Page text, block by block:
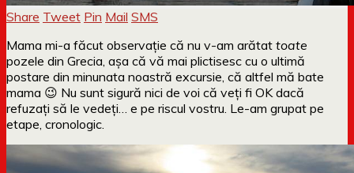
Share Tweet Pin Mail SMS
Mama mi-a făcut observație că nu v-am arătat toate
pozele din Grecia, așa că vă mai plictisesc cu o ultimă
postare din minunata noastră excursie, că altfel mă bate
mama 😉 Nu sunt sigură nici de voi că veți fi OK dacă
refuzați să le vedeți… e pe riscul vostru. Le-am grupat pe
etape, cronologic.